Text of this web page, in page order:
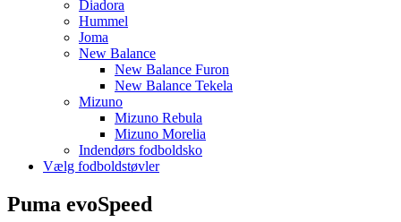
Diadora
Hummel
Joma
New Balance
New Balance Furon
New Balance Tekela
Mizuno
Mizuno Rebula
Mizuno Morelia
Indendørs fodboldsko
Vælg fodboldstøvler
Puma evoSpeed